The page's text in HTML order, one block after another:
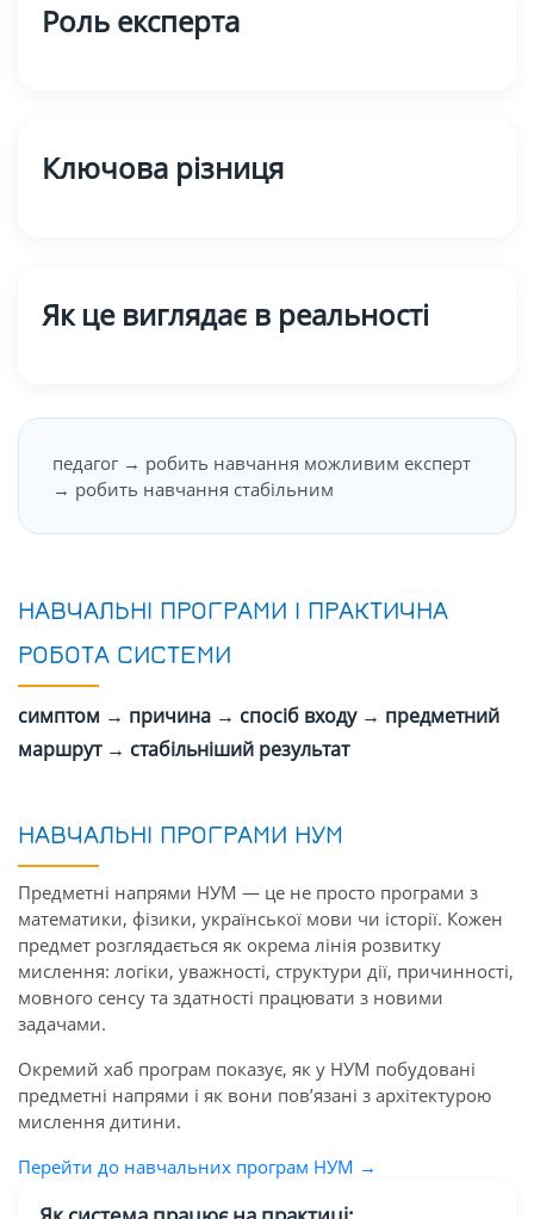
Роль експерта
Ключова різниця
Як це виглядає в реальності
педагог → робить навчання можливим експерт
→ робить навчання стабільним
НАВЧАЛЬНІ ПРОГРАМИ І ПРАКТИЧНА
РОБОТА СИСТЕМИ
симптом → причина → спосіб входу → предметний
маршрут → стабільніший результат
НАВЧАЛЬНІ ПРОГРАМИ НУМ
Предметні напрями НУМ — це не просто програми з
математики, фізики, української мови чи історії. Кожен
предмет розглядається як окрема лінія розвитку
мислення: логіки, уважності, структури дії, причинності,
мовного сенсу та здатності працювати з новими
задачами.
Окремий хаб програм показує, як у НУМ побудовані
предметні напрями і як вони пов’язані з архітектурою
мислення дитини.
Перейти до навчальних програм НУМ →